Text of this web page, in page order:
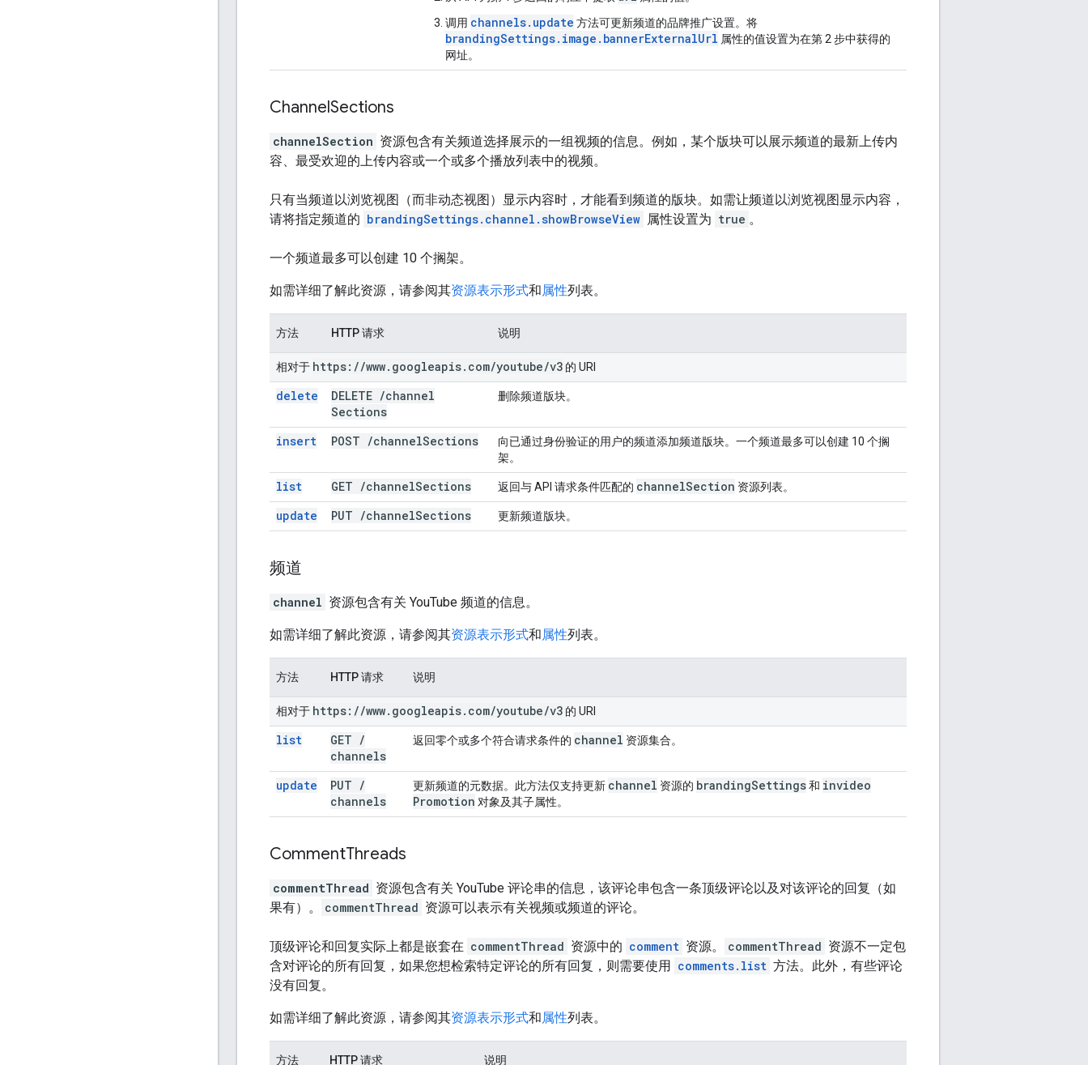
调用 channels.update 方法可更新频道的品牌推广设置。将
brandingSettings.image.bannerExternalUrl 属性的值设置为在第 2 步中获得的
网址。
ChannelSections
channelSection 资源包含有关频道选择展示的一组视频的信息。例如，某个版块可以展示频道的最新上传内
容、最受欢迎的上传内容或一个或多个播放列表中的视频。
只有当频道以浏览视图（而非动态视图）显示内容时，才能看到频道的版块。如需让频道以浏览视图显示内容，
请将指定频道的 brandingSettings.channel.showBrowseView 属性设置为 true 。
一个频道最多可以创建 10 个搁架。
如需详细了解此资源，请参阅其资源表示形式和属性列表。
方法 HTTP 请求 说明
相对于 https: //www. googleapis. com/youtube/v3 的 URI
delete DELETE /channel
Sections
删除频道版块。
insert POST /channelSections
向已通过身份验证的用户的频道添加频道版块。一个频道最多可以创建 10 个搁
架。
list GET /channelSections 返回与 API 请求条件匹配的 channelSection 资源列表。
update PUT /channelSections 更新频道版块。
频道
channel 资源包含有关 YouTube 频道的信息。
如需详细了解此资源，请参阅其资源表示形式和属性列表。
方法 HTTP 请求 说明
相对于 https: //www. googleapis. com/youtube/v3 的 URI
list GET /
channels
返回零个或多个符合请求条件的 channel 资源集合。
update PUT /
channels
更新频道的元数据。此方法仅支持更新 channel 资源的 brandingSettings和 invideo
Promotion 对象及其子属性。
CommentThreads
commentThread 资源包含有关 YouTube 评论串的信息，该评论串包含一条顶级评论以及对该评论的回复（如
果有）。
commentThread 资源可以表示有关视频或频道的评论。
顶级评论和回复实际上都是嵌套在 commentThread 资源中的 comment 资源。 commentThread 资源不一定包
含对评论的所有回复，如果您想检索特定评论的所有回复，则需要使用 comments.list 方法。此外，有些评论
没有回复。
如需详细了解此资源，请参阅其资源表示形式和属性列表。
方法 HTTP 请求 说明